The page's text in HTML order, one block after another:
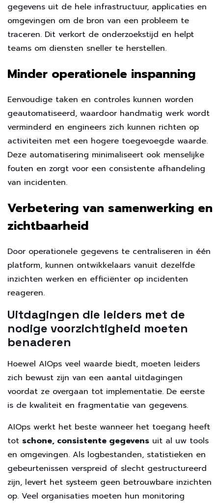
gegevens uit de hele infrastructuur, applicaties en
omgevingen om de bron van een probleem te
traceren. Dit verkort de onderzoekstijd en helpt
teams om diensten sneller te herstellen.
Minder operationele inspanning
Eenvoudige taken en controles kunnen worden
geautomatiseerd, waardoor handmatig werk wordt
verminderd en engineers zich kunnen richten op
activiteiten met een hogere toegevoegde waarde.
Deze automatisering minimaliseert ook menselijke
fouten en zorgt voor een consistente afhandeling
van incidenten.
Verbetering van samenwerking en
zichtbaarheid
Door operationele gegevens te centraliseren in één
platform, kunnen ontwikkelaars vanuit dezelfde
inzichten werken en efficiënter op incidenten
reageren.
Uitdagingen die leiders met de
nodige voorzichtigheid moeten
benaderen
Hoewel AIOps veel waarde biedt, moeten leiders
zich bewust zijn van een aantal uitdagingen
voordat ze overgaan tot implementatie. De eerste
is de kwaliteit en fragmentatie van gegevens.
AIOps werkt het beste wanneer het toegang heeft
tot schone, consistente gegevens uit al uw tools
en omgevingen. Als logbestanden, statistieken en
gebeurtenissen verspreid of slecht gestructureerd
zijn, levert het systeem geen betrouwbare inzichten
op. Veel organisaties moeten hun monitoring